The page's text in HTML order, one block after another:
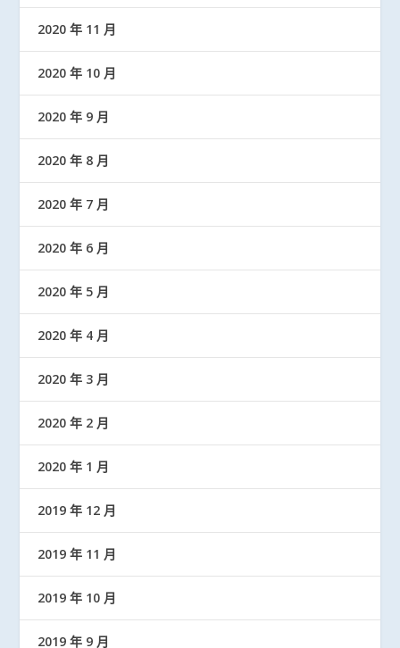
2020 年 11 月
2020 年 10 月
2020 年 9 月
2020 年 8 月
2020 年 7 月
2020 年 6 月
2020 年 5 月
2020 年 4 月
2020 年 3 月
2020 年 2 月
2020 年 1 月
2019 年 12 月
2019 年 11 月
2019 年 10 月
2019 年 9 月